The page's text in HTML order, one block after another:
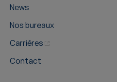
News
Nos bureaux
Carrières
Contact